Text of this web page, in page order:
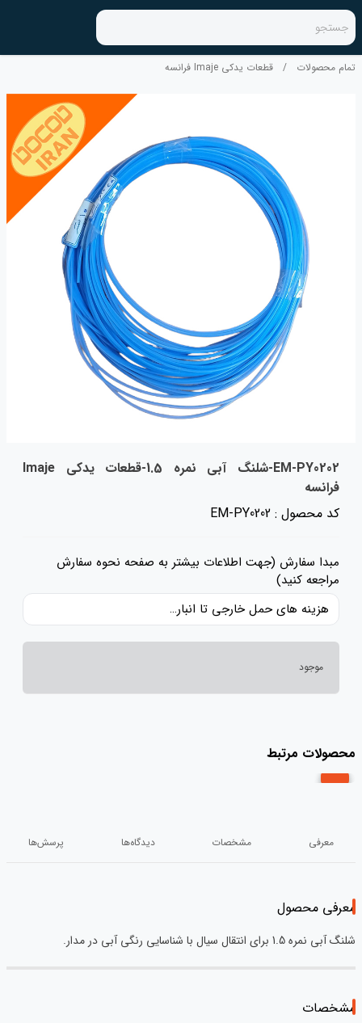
جستجو
تمام محصولات / قطعات یدکی Imaje فرانسه
EM-PY0202-شلنگ آبی نمره 1.5-قطعات یدکی Imaje
فرانسه
کد محصول : EM-PY0202
مبدا سفارش (جهت اطلاعات بیشتر به صفحه نحوه سفارش
مراجعه کنید)
هزینه های حمل خارجی تا انبار ایران، حقوق گمرکی و عوارض و مالیات و سایر هزینه های کالا به قیمت ریالی کالا اضافه شده است و حمل داخلی رایگان می باشد.
موجود
محصولات مرتبط
معرفی مشخصات دیدگاه‌ها پرسش‌ها
معرفی محصول
شلنگ آبی نمره 1.5 برای انتقال سیال با شناسایی رنگی آبی در مدار.
مشخصات